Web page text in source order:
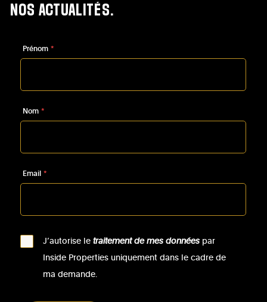
NOS ACTUALITÉS.
Prénom *
Nom *
Email *
J’autorise letraitement de mes données par
Inside Properties uniquement dans le cadre de
ma demande.